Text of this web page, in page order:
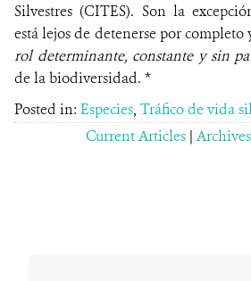
Silvestres (CITES). Son la
está lejos de detenerse por completo
rol determinante, constante y sin
de la biodiversidad. *
Posted in: Especies, Tráfico de vida
Current Articles | Archives